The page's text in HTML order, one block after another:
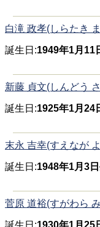
白滝 政孝(しらたき
誕生日:1949年1月11
新藤 貞文(しんどう
誕生日:1925年1月24
末永 吉幸(すえなが
誕生日:1948年1月3
菅原 道裕(すがわら
誕生日:1930年1月25